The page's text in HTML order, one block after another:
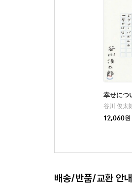
幸せにつ
谷川 俊太
12,060원
배송/반품/교환 안내